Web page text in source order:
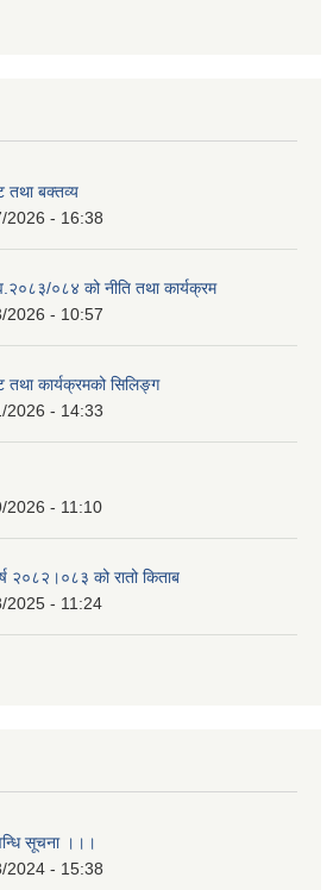
बक्तव्य
2026 - 16:38
०८४ को नीति तथा कार्यक्रम
2026 - 10:57
कार्यक्रमको सिलिङ्ग
2026 - 14:33
2026 - 11:10
२०८२।०८३ को रातो किताब
2025 - 11:24
सूचना ।।।
2024 - 15:38